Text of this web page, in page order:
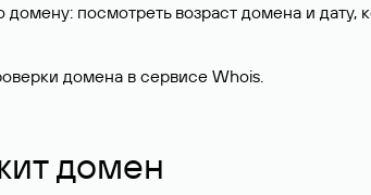
посмотреть возраст домена и дату,
домена в сервисе Whois.
домен